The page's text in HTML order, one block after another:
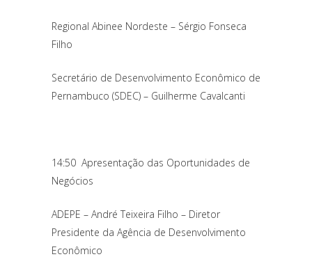
Regional Abinee Nordeste – Sérgio Fonseca
Filho
Secretário de Desenvolvimento Econômico de
Pernambuco (SDEC) – Guilherme Cavalcanti
14:50 Apresentação das Oportunidades de
Negócios
ADEPE – André Teixeira Filho – Diretor
Presidente da Agência de Desenvolvimento
Econômico